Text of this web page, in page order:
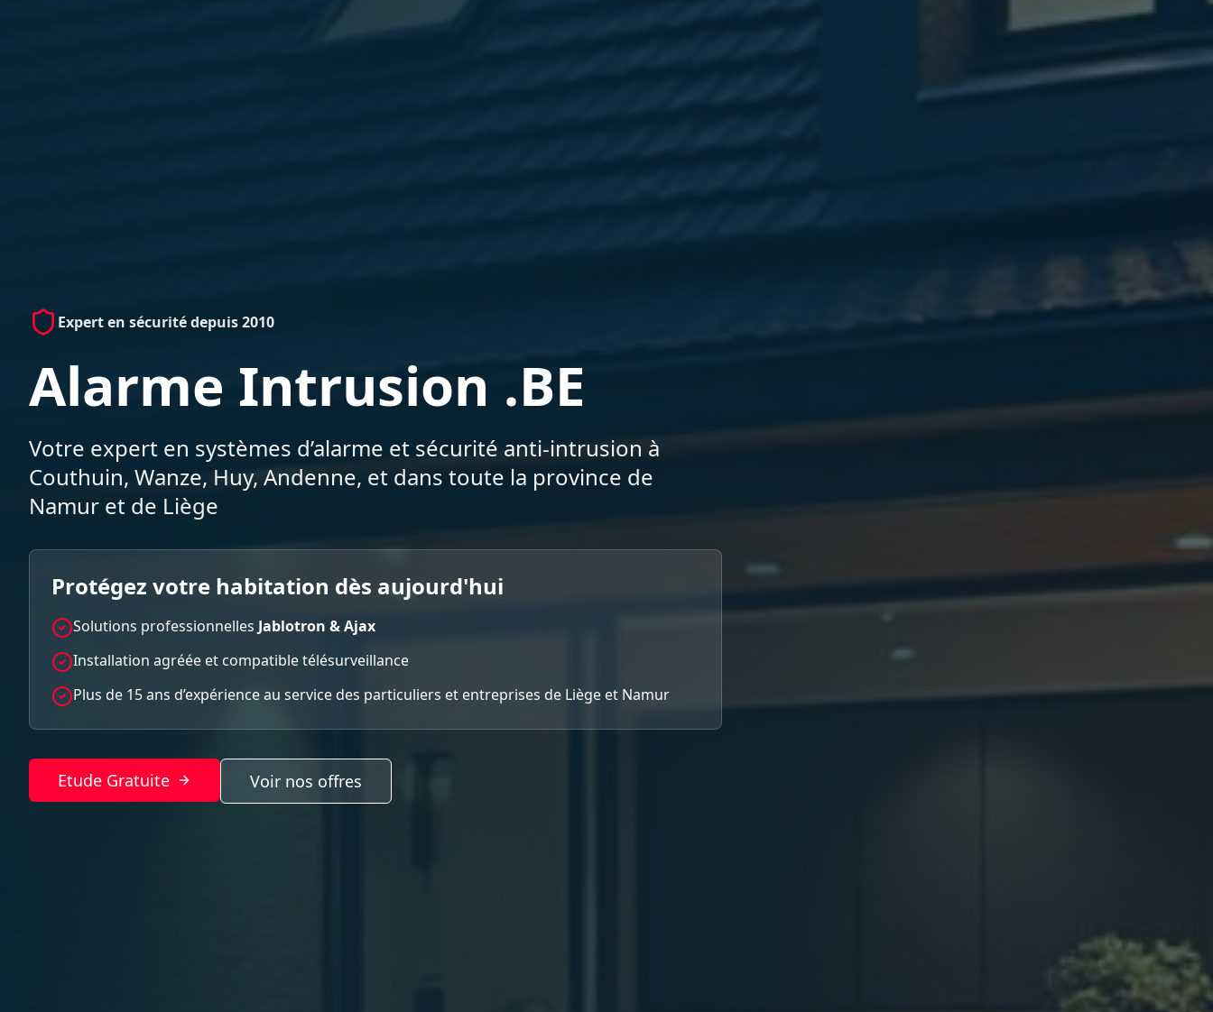
Expert en sécurité depuis 2010
Alarme Intrusion .BE
Votre expert en systèmes d’alarme et sécurité anti-intrusion à
Couthuin, Wanze, Huy, Andenne, et dans toute la province de
Namur et de Liège
Protégez votre habitation dès aujourd'hui
Solutions professionnelles Jablotron & Ajax
Installation agréée et compatible télésurveillance
Plus de 15 ans d’expérience au service des particuliers et entreprises de Liège et Namur
Etude Gratuite Voir nos offres